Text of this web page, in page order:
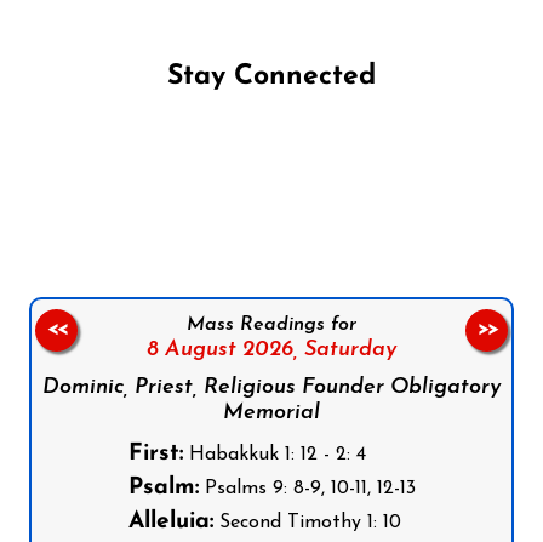
Stay Connected
Mass Readings for
8 August 2026, Saturday
Dominic, Priest, Religious Founder Obligatory
Memorial
First:Habakkuk 1: 12 - 2: 4
Psalm:Psalms 9: 8-9, 10-11, 12-13
Alleluia:Second Timothy 1: 10
<< >>